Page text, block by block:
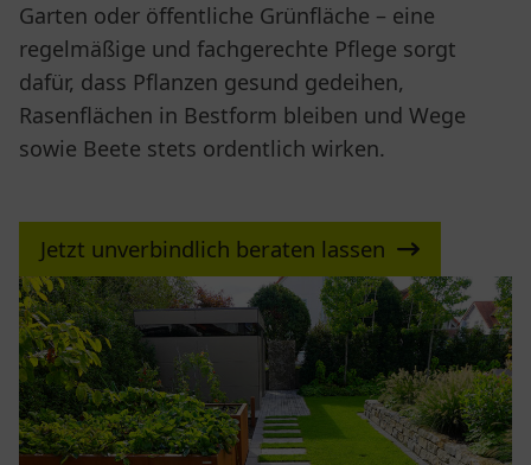
Garten oder öffentliche Grünfläche – eine
regelmäßige und fachgerechte Pflege sorgt
dafür, dass Pflanzen gesund gedeihen,
Rasenflächen in Bestform bleiben und Wege
sowie Beete stets ordentlich wirken.
Jetzt unverbindlich beraten lassen